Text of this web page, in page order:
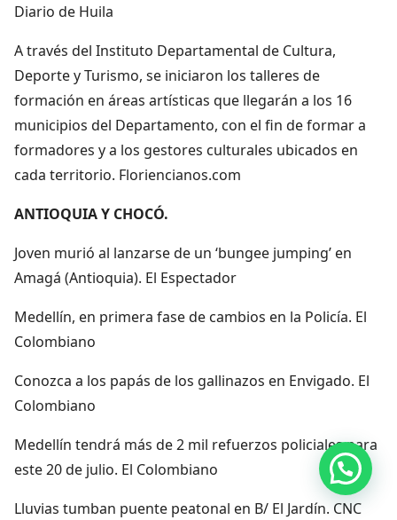
Diario de Huila
A través del Instituto Departamental de Cultura,
Deporte y Turismo, se iniciaron los talleres de
formación en áreas artísticas que llegarán a los 16
municipios del Departamento, con el fin de formar a
formadores y a los gestores culturales ubicados en
cada territorio. Floriencianos.com
ANTIOQUIA Y CHOCÓ.
Joven murió al lanzarse de un ‘bungee jumping’ en
Amagá (Antioquia). El Espectador
Medellín, en primera fase de cambios en la Policía. El
Colombiano
Conozca a los papás de los gallinazos en Envigado. El
Colombiano
Medellín tendrá más de 2 mil refuerzos policiales para
este 20 de julio. El Colombiano
Lluvias tumban puente peatonal en B/ El Jardín. CNC
Hola, por aquí puedes contactarnos